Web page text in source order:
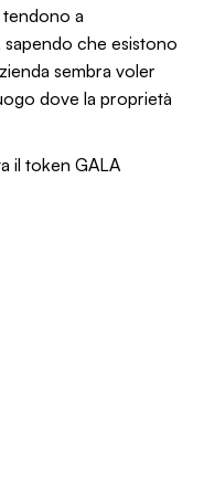
a
che esistono
sembra voler
dove la proprietà
il token GALA